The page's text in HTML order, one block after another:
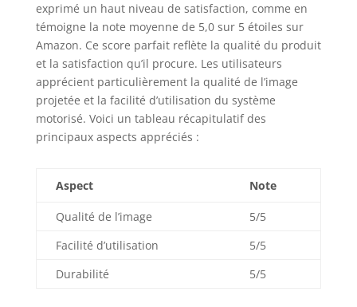
exprimé un haut niveau de satisfaction, comme en
témoigne la note moyenne de 5,0 sur 5 étoiles sur
Amazon. Ce score parfait reflète la qualité du produit
et la satisfaction qu’il procure. Les utilisateurs
apprécient particulièrement la qualité de l’image
projetée et la facilité d’utilisation du système
motorisé. Voici un tableau récapitulatif des
principaux aspects appréciés :
Aspect Note
Qualité de l’image
5/5
Facilité d’utilisation
5/5
Durabilité
5/5